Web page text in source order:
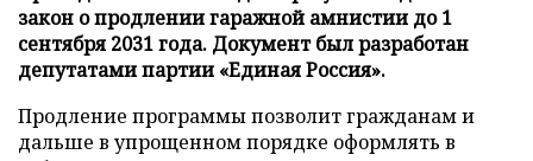
закон о продлении гаражной амнистии до 1
сентября 2031 года. Документ был разработан
депутатами партии «Единая Россия».
Продление программы позволит гражданам и
дальше в упрощенном порядке оформлять в